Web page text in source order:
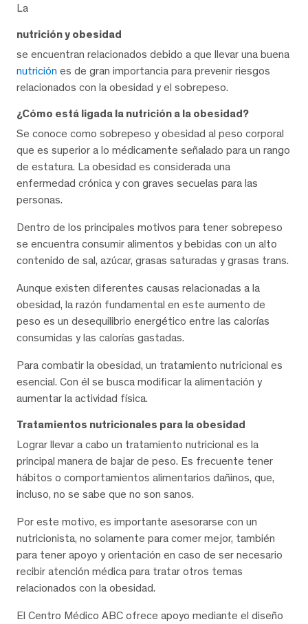
La
nutrición y obesidad
se encuentran relacionados debido a que llevar una buena
nutrición es de gran importancia para prevenir riesgos
relacionados con la obesidad y el sobrepeso.
¿Cómo está ligada la nutrición a la obesidad?
Se conoce como sobrepeso y obesidad al peso corporal
que es superior a lo médicamente señalado para un rango
de estatura. La obesidad es considerada una
enfermedad crónica y con graves secuelas para las
personas.
Dentro de los principales motivos para tener sobrepeso
se encuentra consumir alimentos y bebidas con un alto
contenido de sal, azúcar, grasas saturadas y grasas trans.
Aunque existen diferentes causas relacionadas a la
obesidad, la razón fundamental en este aumento de
peso es un desequilibrio energético entre las calorías
consumidas y las calorías gastadas.
Para combatir la obesidad, un tratamiento nutricional es
esencial. Con él se busca modificar la alimentación y
aumentar la actividad física.
Tratamientos nutricionales para la obesidad
Lograr llevar a cabo un tratamiento nutricional es la
principal manera de bajar de peso. Es frecuente tener
hábitos o comportamientos alimentarios dañinos, que,
incluso, no se sabe que no son sanos.
Por este motivo, es importante asesorarse con un
nutricionista, no solamente para comer mejor, también
para tener apoyo y orientación en caso de ser necesario
recibir atención médica para tratar otros temas
relacionados con la obesidad.
El Centro Médico ABC ofrece apoyo mediante el diseño